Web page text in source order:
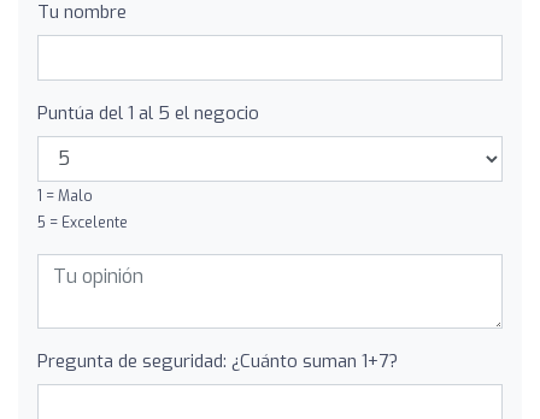
Tu nombre
Puntúa del 1 al 5 el negocio
1 = Malo
5 = Excelente
Pregunta de seguridad: ¿Cuánto suman 1+7?